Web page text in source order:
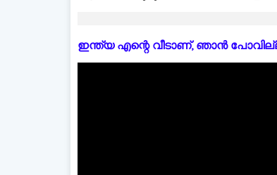
ഇന്ത്യ എന്റെ വീടാണ്, ഞാൻ പോവില്ല! -